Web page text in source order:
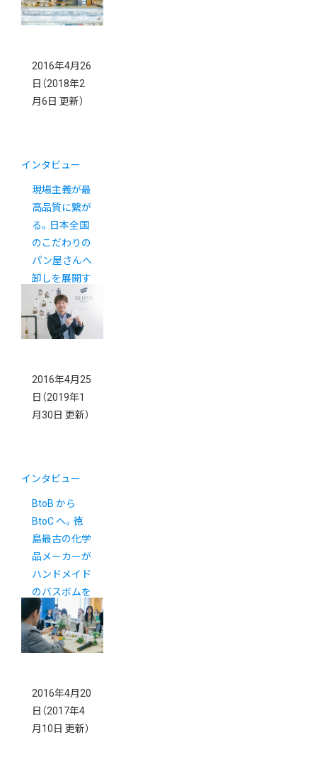
2016年4月26
日 （2018年2
月6日 更新）
インタビュー
現場主義が最
高品質に繋が
る。日本全国
のこだわりの
パン屋さんへ
卸しを展開す
る株式会社ノ
ヴァの戦略。
2016年4月25
日 （2019年1
月30日 更新）
インタビュー
BtoB から
BtoC ヘ。徳
島最古の化学
品メーカーが
ハンドメイド
のバスボムを
作ったワケ
2016年4月20
日 （2017年4
月10日 更新）